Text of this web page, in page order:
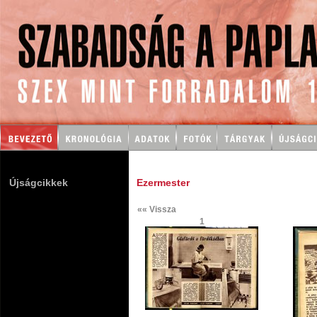
Újságcikkek Ezermester
«« Vissza
1